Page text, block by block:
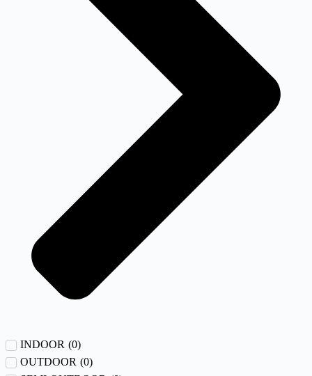
INDOOR (0)
OUTDOOR (0)